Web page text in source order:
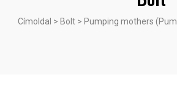
Címoldal > Bolt > Pumping mothers